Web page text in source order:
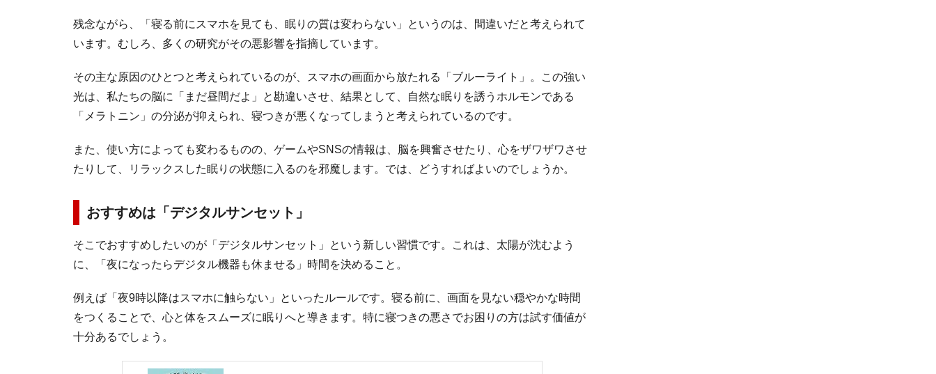
残念ながら、「寝る前にスマホを見ても、眠りの質は変わらない」というのは、間違いだと考えられて
います。むしろ、多くの研究がその悪影響を指摘しています。
その主な原因のひとつと考えられているのが、スマホの画面から放たれる「ブルーライト」。この強い
光は、私たちの脳に「まだ昼間だよ」と勘違いさせ、結果として、自然な眠りを誘うホルモンである
「メラトニン」の分泌が抑えられ、寝つきが悪くなってしまうと考えられているのです。
また、使い方によっても変わるものの、ゲームやSNSの情報は、脳を興奮させたり、心をザワザワさせ
たりして、リラックスした眠りの状態に入るのを邪魔します。では、どうすればよいのでしょうか。
おすすめは「デジタルサンセット」
そこでおすすめしたいのが「デジタルサンセット」という新しい習慣です。これは、太陽が沈むよう
に、「夜になったらデジタル機器も休ませる」時間を決めること。
例えば「夜9時以降はスマホに触らない」といったルールです。寝る前に、画面を見ない穏やかな時間
をつくることで、心と体をスムーズに眠りへと導きます。特に寝つきの悪さでお困りの方は試す価値が
十分あるでしょう。